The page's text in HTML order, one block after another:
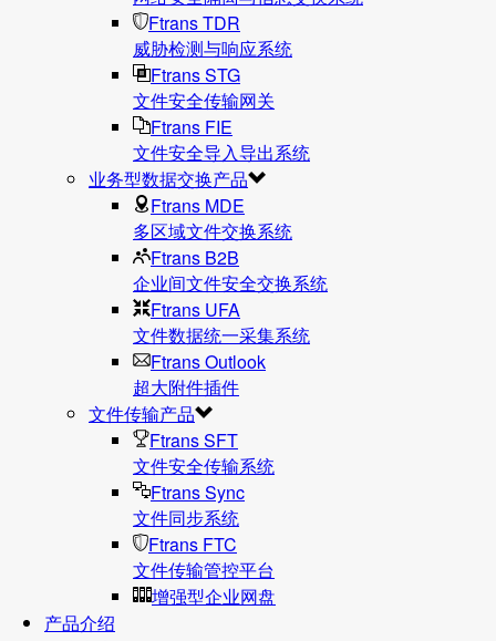
Ftrans TDR
威胁检测与响应系统
Ftrans STG
文件安全传输网关
Ftrans FIE
文件安全导入导出系统
业务型数据交换产品
Ftrans MDE
多区域文件交换系统
Ftrans B2B
企业间文件安全交换系统
Ftrans UFA
文件数据统⼀采集系统
Ftrans Outlook
超大附件插件
文件传输产品
Ftrans SFT
文件安全传输系统
Ftrans Sync
文件同步系统
Ftrans FTC
文件传输管控平台
增强型企业网盘
产品介绍